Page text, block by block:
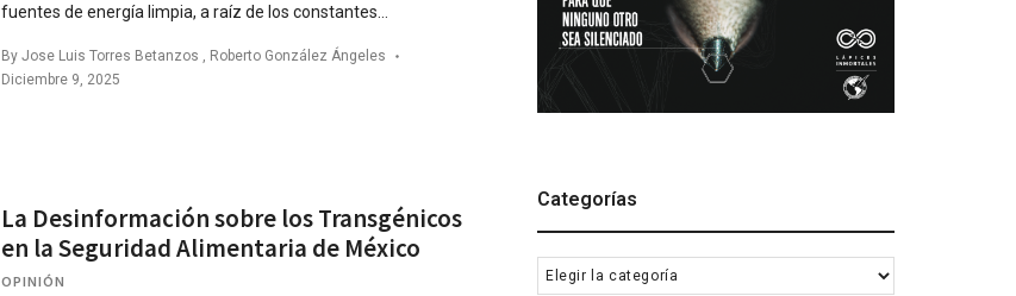
fuentes de energía limpia, a raíz de los constantes…
By Jose Luis Torres Betanzos
Roberto González Ángeles
Diciembre 9, 2025
La Desinformación sobre los Transgénicos
en la Seguridad Alimentaria de México
OPINIÓN
Categorías
Categorías